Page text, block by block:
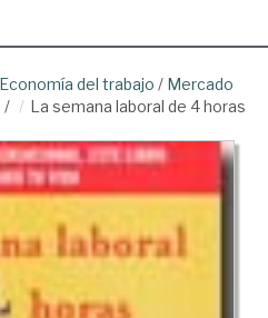
Economía del trabajo / Mercado
/ La semana laboral de 4 horas